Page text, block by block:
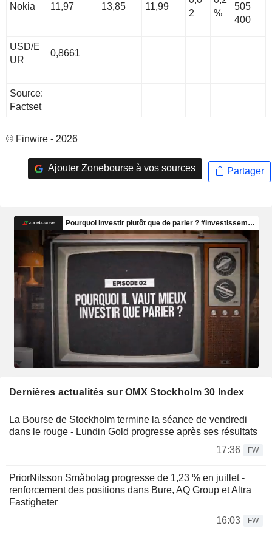
Nokia 11,97 13,85 11,99
2
%
505
400
USD/E
UR
0,8661
Source:
Factset
© Finwire - 2026
Ajouter Zonebourse à vos sources Partager
Dernières actualités sur OMX Stockholm 30 Index
La Bourse de Stockholm termine la séance de vendredi
dans le rouge - Lundin Gold progresse après ses résultats
17:36
FW
PriorNilsson Småbolag progresse de 1,23 % en juillet -
renforcement des positions dans Bure, AQ Group et Altra
Fastigheter
16:03
FW